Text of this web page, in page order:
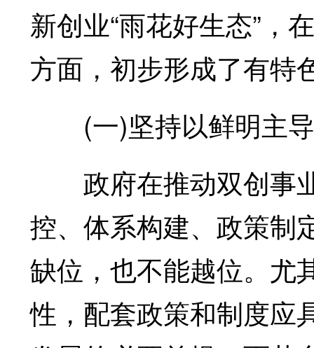
新创业“雨花好生态”，
方面，初步形成了有特
(一)坚持以鲜明主导
政府在推动双创事
控、体系构建、政策制
缺位，也不能越位。尤
性，配套政策和制度应